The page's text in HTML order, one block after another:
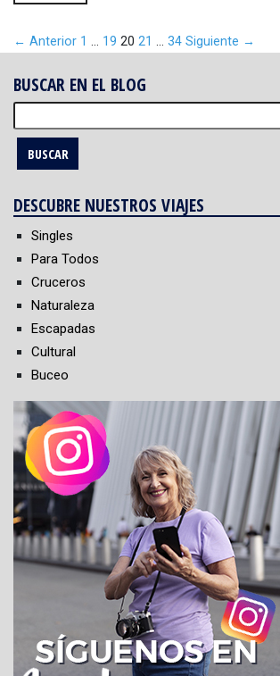
← Anterior 1 … 19 20 21 … 34 Siguiente →
BUSCAR EN EL BLOG
DESCUBRE NUESTROS VIAJES
Singles
Para Todos
Cruceros
Naturaleza
Escapadas
Cultural
Buceo